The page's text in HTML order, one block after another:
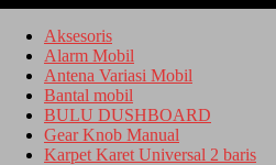
Aksesoris
Alarm Mobil
Antena Variasi Mobil
Bantal mobil
BULU DUSHBOARD
Gear Knob Manual
Karpet Karet Universal 2 baris